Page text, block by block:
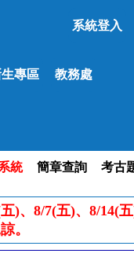
專區 教務處
系統登入
統 簡章查詢
考古
)、8/7(五)、8/14(
。